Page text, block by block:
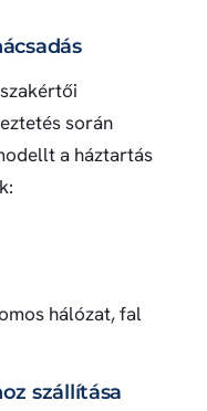
során
a háztartás
hálózat, fal
szállítása